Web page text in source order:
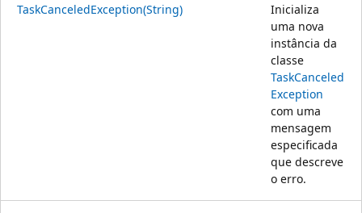
TaskCanceledException(String)
Inicializa
uma nova
instância da
classe
TaskCanceled
Exception
com uma
mensagem
especificada
que descreve
o erro.